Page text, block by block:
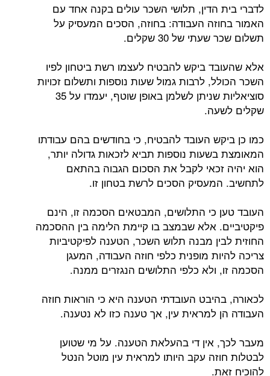
לדברי בית הדין, תלושי השכר עולים בקנה אחד עם
האמור בחוזה העבודה: בחוזה, הסכים המעסיק על
תשלום שכר שעתי של 30 שקלים.
אלא שהעובד ביקש להבטיח לעצמו רשת ביטחון לפיו
השכר הכולל, לרבות גמול שעות נוספות ותשלום זכויות
סוציאליות שניתן לשלמן באופן שוטף, יעמדו על 35
שקלים לשעה.
כמו כן ביקש העובד להבטיח, כי בחודשים בהם עבודתו
המאומצת בשעות נוספות תביא לזכאות גדולה יותר,
הוא יהיה זכאי לקבל את הסכום הגבוה בהתאם
לתחשיב. המעסיק הסכים לרשת בטחון זו.
העובד טען כי התלושים, המבטאים הסכמה זו, הינם
פיקטיביים. אלא שבמצב בו קיימת הלימה בין ההסכמה
החוזית לבין מבנה תלוש השכר, הטענה לפיקטיביות
צריכה להיות מופנית כלפי חוזה העבודה, המעגן
הסכמה זו, ולא כלפי התלושים הנגזרים ממנה.
לכאורה, בהיבט העובדתי הטענה היא כי הוראות חוזה
העבודה הן למראית עין, אך טענה כזו לא נטענה.
מעבר לכך, אין די בהעלאת הטענה. על מי שטוען
לבטלות חוזה עקב היותו למראית עין מוטל הנטל
להוכיח זאת.